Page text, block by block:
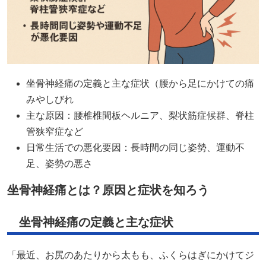
坐骨神経痛の定義と主な症状（腰から足にかけての痛
みやしびれ
主な原因：腰椎椎間板ヘルニア、梨状筋症候群、脊柱
管狭窄症など​
日常生活での悪化要因：長時間の同じ姿勢、運動不
足、姿勢の悪さ​
坐骨神経痛とは？原因と症状を知ろう
坐骨神経痛の定義と主な症状
「最近、お尻のあたりから太もも、ふくらはぎにかけてジ